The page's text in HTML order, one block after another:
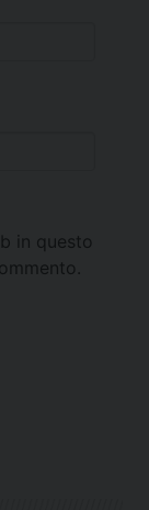
in questo